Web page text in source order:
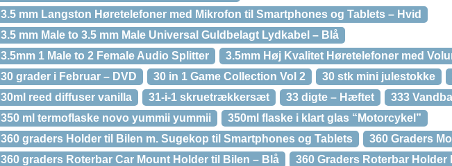
3.5 mm Langston Høretelefoner med Mikrofon til Smartphones og Tablets – Hvid
3.5 mm Male to 3.5 mm Male Universal Guldbelagt Lydkabel – Blå
3.5mm 1 Male to 2 Female Audio Splitter
3.5mm Høj Kvalitet Høretelefoner med
30 grader i Februar – DVD
30 in 1 Game Collection Vol 2 30 stk mini julestokke
30ml reed diffuser vanilla
31-i-1 skruetrækkersæt 33 digte – Hæftet
333
350 ml termoflaske novo yummii yummii
350ml flaske i klart glas “Motorcykel”
360 graders Holder til Bilen m. Sugekop til Smartphones og Tablets
360 Graders
360 graders Roterbar Car Mount Holder til Bilen – Blå
360 Graders Roterbar Holder